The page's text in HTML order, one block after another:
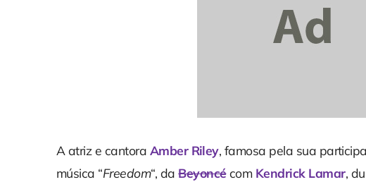
A atriz e cantora Amber Riley, famosa pela sua
música “Freedom“, daBeyoncécom Kendrick Lamar,